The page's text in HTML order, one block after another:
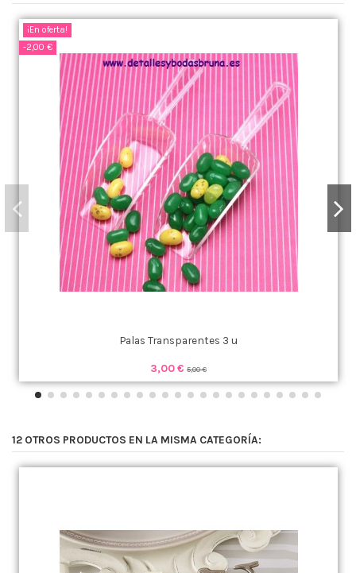
¡En oferta!
-2,00 €
Palas Transparentes 3 u
3,00 € 5,00 €
12 OTROS PRODUCTOS EN LA MISMA CATEGORÍA: